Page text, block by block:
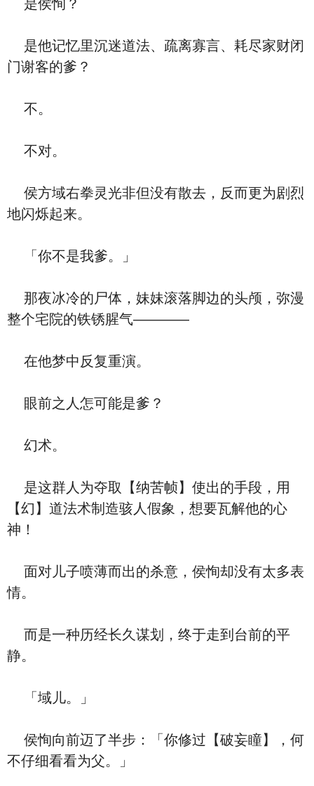
是侯恂？
是他记忆里沉迷道法、疏离寡言、耗尽家财闭
门谢客的爹？
不。
不对。
侯方域右拳灵光非但没有散去，反而更为剧烈
地闪烁起来。
「你不是我爹。」
那夜冰冷的尸体，妹妹滚落脚边的头颅，弥漫
整个宅院的铁锈腥气————
在他梦中反复重演。
眼前之人怎可能是爹？
幻术。
是这群人为夺取【纳苦帧】使出的手段，用
【幻】道法术制造骇人假象，想要瓦解他的心
神！
面对儿子喷薄而出的杀意，侯恂却没有太多表
情。
而是一种历经长久谋划，终于走到台前的平
静。
「域儿。」
侯恂向前迈了半步：「你修过【破妄瞳】，何
不仔细看看为父。」